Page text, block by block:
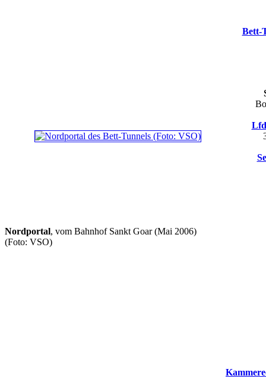
Bett-
Nordportal, vom Bahnhof Sankt Goar (Mai 2006)
(Foto: VSO)